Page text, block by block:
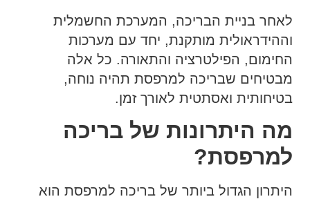
לאחר בניית הבריכה, המערכת החשמלית
וההידראולית מותקנת, יחד עם מערכות
החימום, הפילטרציה והתאורה. כל אלה
מבטיחים שבריכה למרפסת תהיה נוחה,
בטיחותית ואסתטית לאורך זמן.
מה היתרונות של בריכה
למרפסת?
היתרון הגדול ביותר של בריכה למרפסת הוא